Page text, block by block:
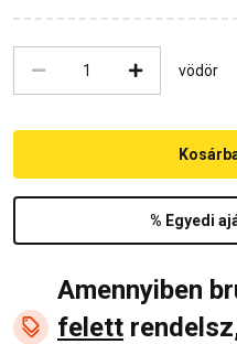
vödör
% Egyedi
Amennyiben
felett